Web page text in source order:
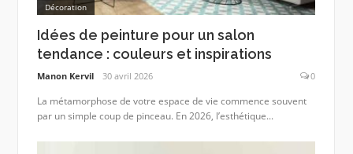
Décoration
Idées de peinture pour un salon
tendance : couleurs et inspirations
Manon Kervil 30 avril 2026 0
La métamorphose de votre espace de vie commence souvent
par un simple coup de pinceau. En 2026, l’esthétique...